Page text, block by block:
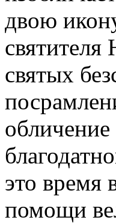
двою
святых
это время
помощи